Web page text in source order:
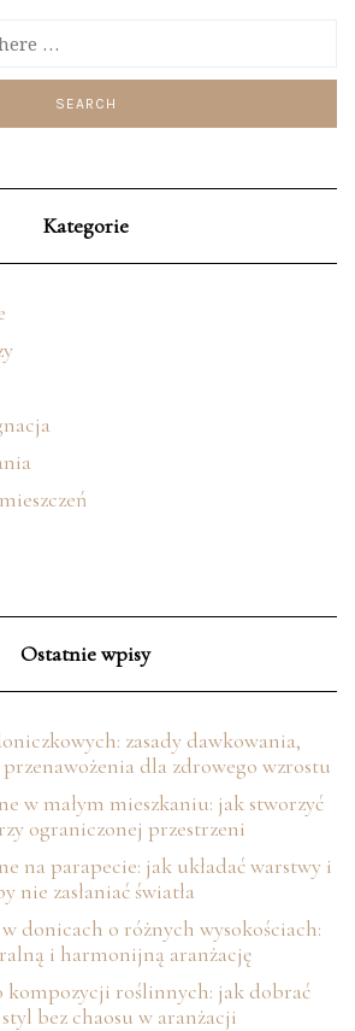
Kategorie
Ostatnie wpisy
zasady dawkowania,
dla zdrowego wzrostu
w małym mieszkaniu: jak stworzyć
ograniczonej przestrzeni
na parapecie: jak układać warstwy i
nie zasłaniać światła
donicach o różnych wysokościach:
i harmonijną aranżację
kompozycji roślinnych: jak dobrać
bez chaosu w aranżacji